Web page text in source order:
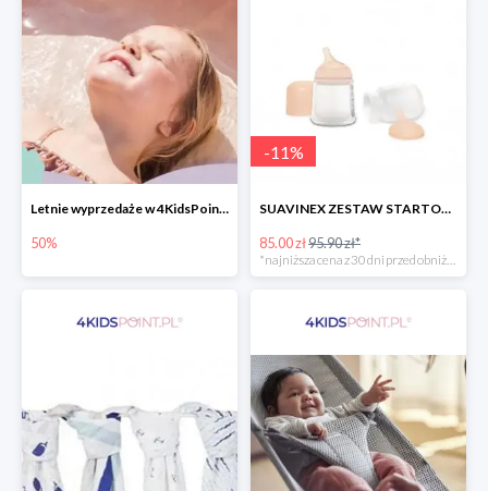
Letnie wyprzedaże w 4KidsPoint do -50%
50%
-11%
SUAVINEX ZESTAW STARTOWY BUTELKA ZERO ZERO 180 ML
85.00 zł95.90 zł*